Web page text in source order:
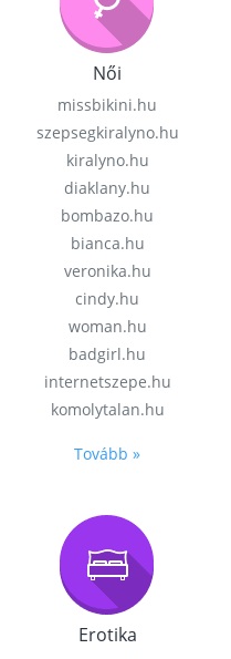
Női
missbikini.hu
szepsegkiralyno.hu
kiralyno.hu
diaklany.hu
bombazo.hu
bianca.hu
veronika.hu
cindy.hu
woman.hu
badgirl.hu
internetszepe.hu
komolytalan.hu
Tovább »
Erotika